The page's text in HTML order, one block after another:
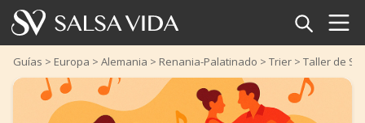
Inicio
Eventos
Guías > Europa > Alemania > Renania-Palatinado > Trier > Taller de